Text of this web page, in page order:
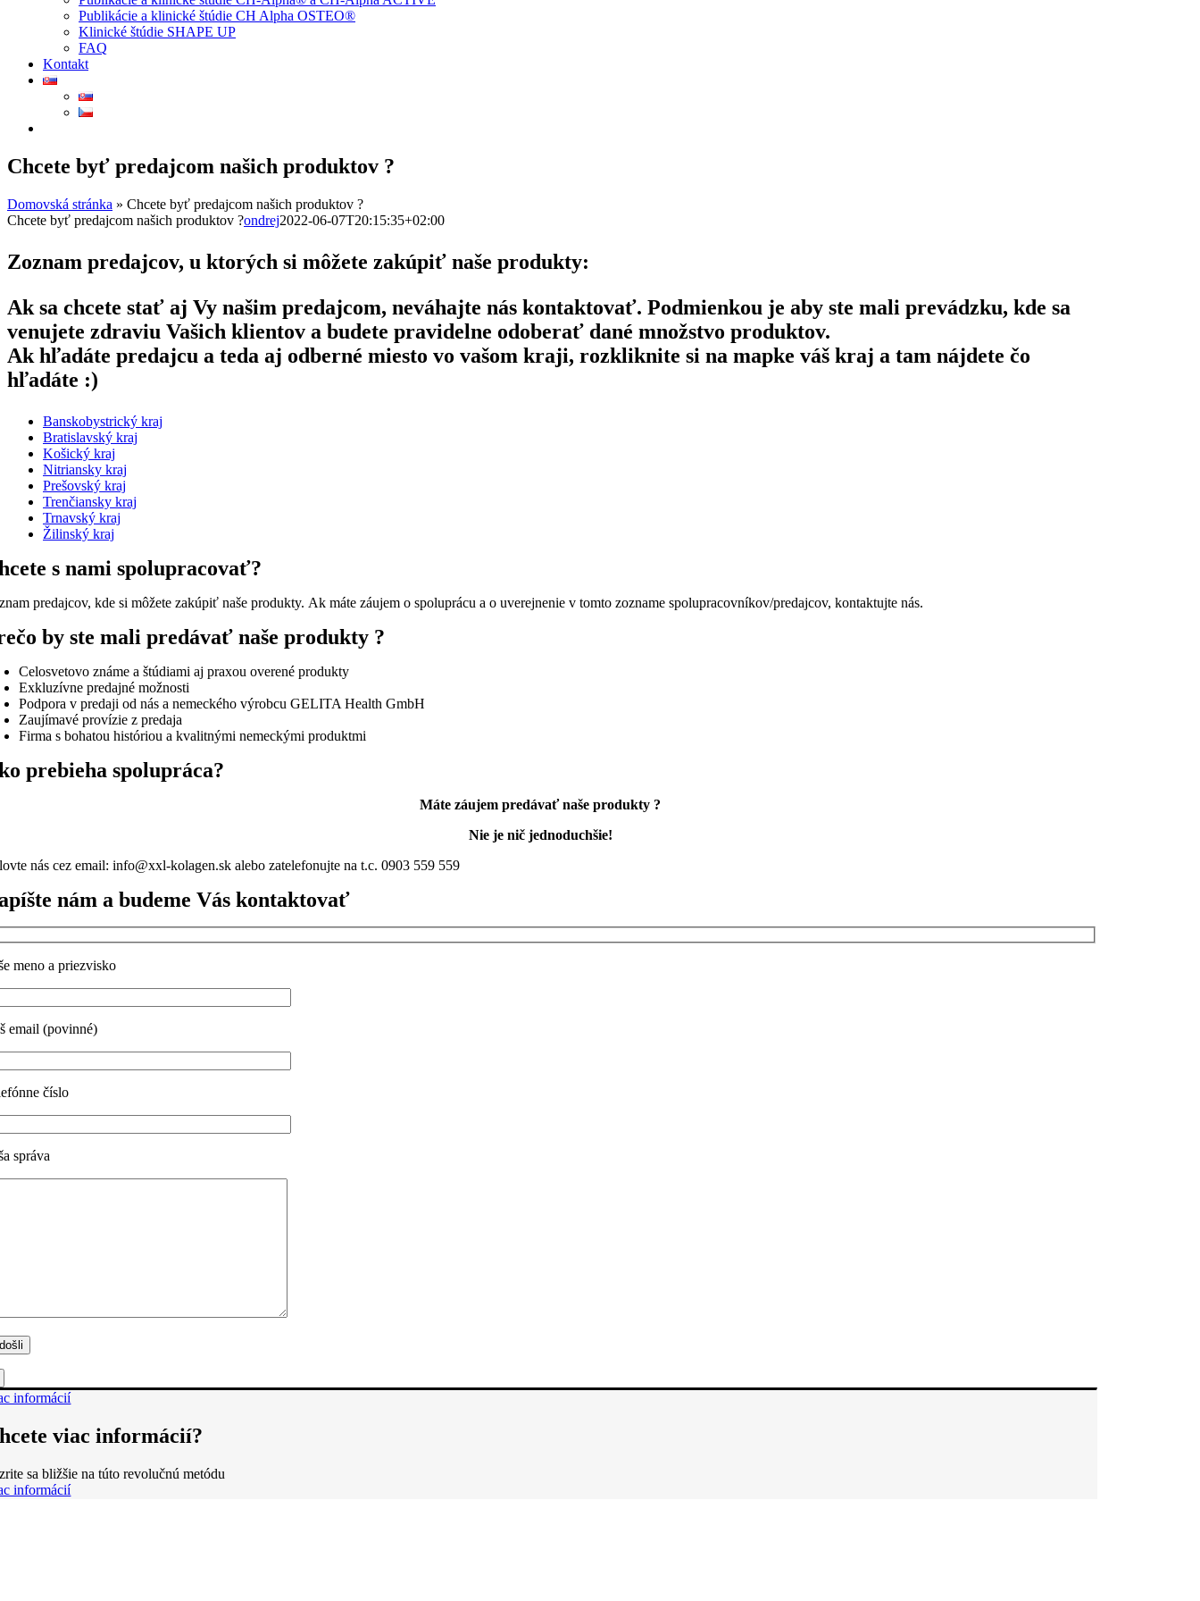
Publikácie a klinické štúdie CH Alpha OSTEO®
Klinické štúdie SHAPE UP
FAQ
Kontakt
Chcete byť predajcom našich produktov ?
Domovská stránka » Chcete byť predajcom našich produktov ?
Chcete byť predajcom našich produktov ?ondrej2022-06-07T20:15:35+02:00
Zoznam predajcov, u ktorých si môžete zakúpiť naše produkty:
Ak sa chcete stať aj Vy našim predajcom, neváhajte nás kontaktovať. Podmienkou je aby ste mali prevádzku, kde sa
venujete zdraviu Vašich klientov a budete pravidelne odoberať dané množstvo produktov.
Ak hľadáte predajcu a teda aj odberné miesto vo vašom kraji, rozkliknite si na mapke váš kraj a tam nájdete čo
hľadáte :)
Banskobystrický kraj
Bratislavský kraj
Košický kraj
Nitriansky kraj
Prešovský kraj
Trenčiansky kraj
Trnavský kraj
Žilinský kraj
s nami spolupracovať?
predajcov, kde si môžete zakúpiť naše produkty. Ak máte záujem o spoluprácu a o uverejnenie v tomto zozname spolupracovníkov/predajcov, kontaktujte nás.
by ste mali predávať naše produkty ?
Celosvetovo známe a štúdiami aj praxou overené produkty
Exkluzívne predajné možnosti
Podpora v predaji od nás a nemeckého výrobcu GELITA Health GmbH
Zaujímavé provízie z predaja
Firma s bohatou históriou a kvalitnými nemeckými produktmi
prebieha spolupráca?
Máte záujem predávať naše produkty ?
Nie je nič jednoduchšie!
nás cez email: info@xxl-kolagen.sk alebo zatelefonujte na t.c. 0903 559 559
nám a budeme Vás kontaktovať
meno a priezvisko
email (povinné)
číslo
správa
informácií
viac informácií?
sa bližšie na túto revolučnú metódu
informácií